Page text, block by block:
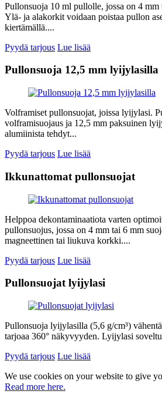
Pullonsuoja 10 ml pullolle, jossa on 4
Ylä- ja alakorkit voidaan poistaa pullon
kiertämällä....
Pyydä tarjous Lue lisää
Pullonsuoja 12,5 mm lyijylasilla
Volframiset pullonsuojat, joissa lyijylasi.
volframisuojaus ja 12,5 mm paksuinen
alumiinista tehdyt...
Pyydä tarjous Lue lisää
Ikkunattomat pullonsuojat
Helppoa dekontaminaatiota varten
pullonsuojus, jossa on 4 mm tai 6 mm
magneettinen tai liukuva korkki....
Pyydä tarjous Lue lisää
Pullonsuojat lyijylasi
Pullonsuoja lyijylasilla (5,6 g/cm³)
tarjoaa 360° näkyvyyden. Lyijylasi
Pyydä tarjous Lue lisää
We use cookies on your website to give
Read more here.